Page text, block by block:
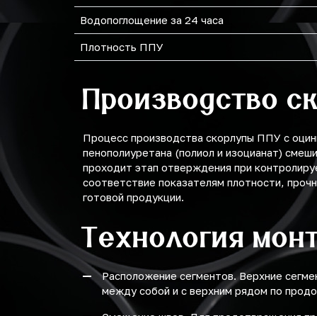
Водопоглощение за 24 часа
Плотность ППУ
Производство
Процесс производства скорлупы ППУ с
пенополиуретана (полиол и изоцианат)
проходит этап отверждения при
соответствие показателям плотности,
готовой продукции.
Технология
Расположение сегментов. Верхние
между собой и с верхним рядом по